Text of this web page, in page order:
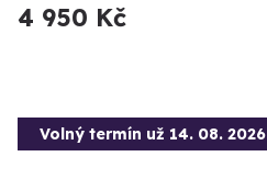
4 950 Kč
Volný termín už 14. 08. 2026